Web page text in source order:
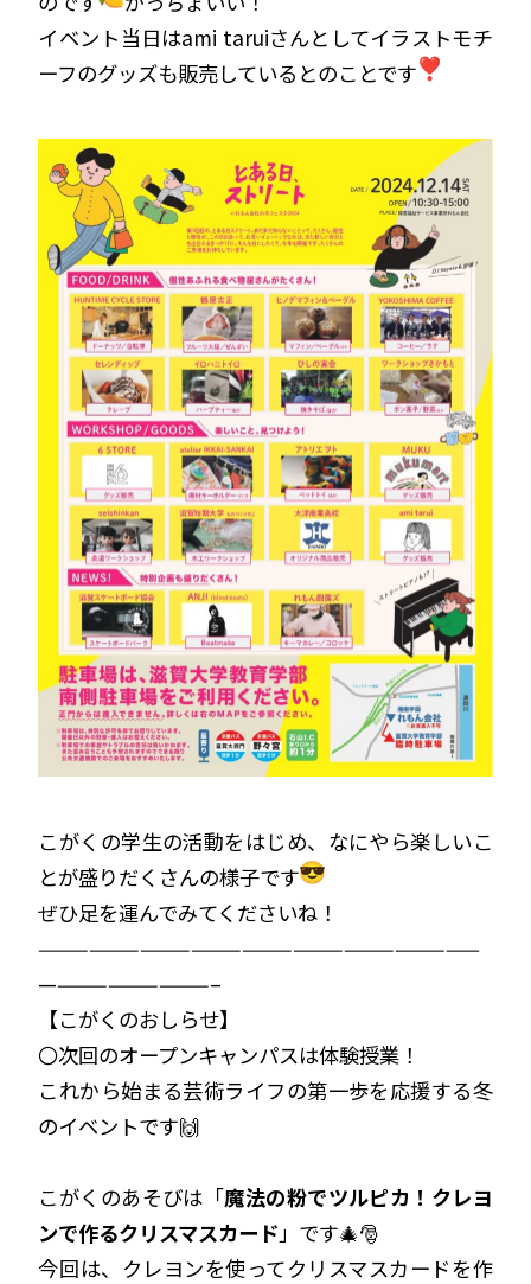
イベント当日はami taruiさんとしてイラストモチ
ーフのグッズも販売しているとのことです
こがくの学生の活動をはじめ、なにやら楽しいこ
とが盛りだくさんの様子です
ぜひ足を運んでみてくださいね！
——————————————————————————
——————————–
【こがくのおしらせ】
〇次回のオープンキャンパスは体験授業！
これから始まる芸術ライフの第一歩を応援する冬
のイベントです🙌
こがくのあそびは「魔法の粉でツルピカ！クレヨ
ンで作るクリスマスカード 」です🎄🎅
今回は、クレヨンを使ってクリスマスカードを作